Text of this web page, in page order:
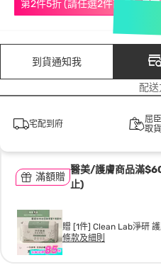
第2件5折 (請任選2件商品)
到貨通知我
配
宅配到府
屈
取貨
滿額贈
醫美/護膚商品滿
止)
贈 [1件] Clean Lab淨研
條款及細則